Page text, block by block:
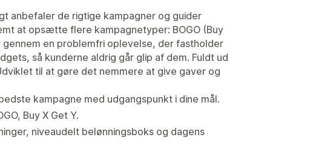
anbefaler de rigtige kampagner og guider
at opsætte flere kampagnetyper: BOGO (Buy
en problemfri oplevelse, der fastholder
så kunderne aldrig går glip af dem. Fuldt ud
til at gøre det nemmere at give gaver og
kampagne med udgangspunkt i dine mål.
Buy X Get Y.
niveaudelt belønningsboks og dagens